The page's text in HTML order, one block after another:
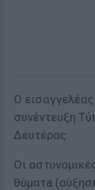
Ο
συνέντευξη
Δευτέρας.
Οι
θύματa